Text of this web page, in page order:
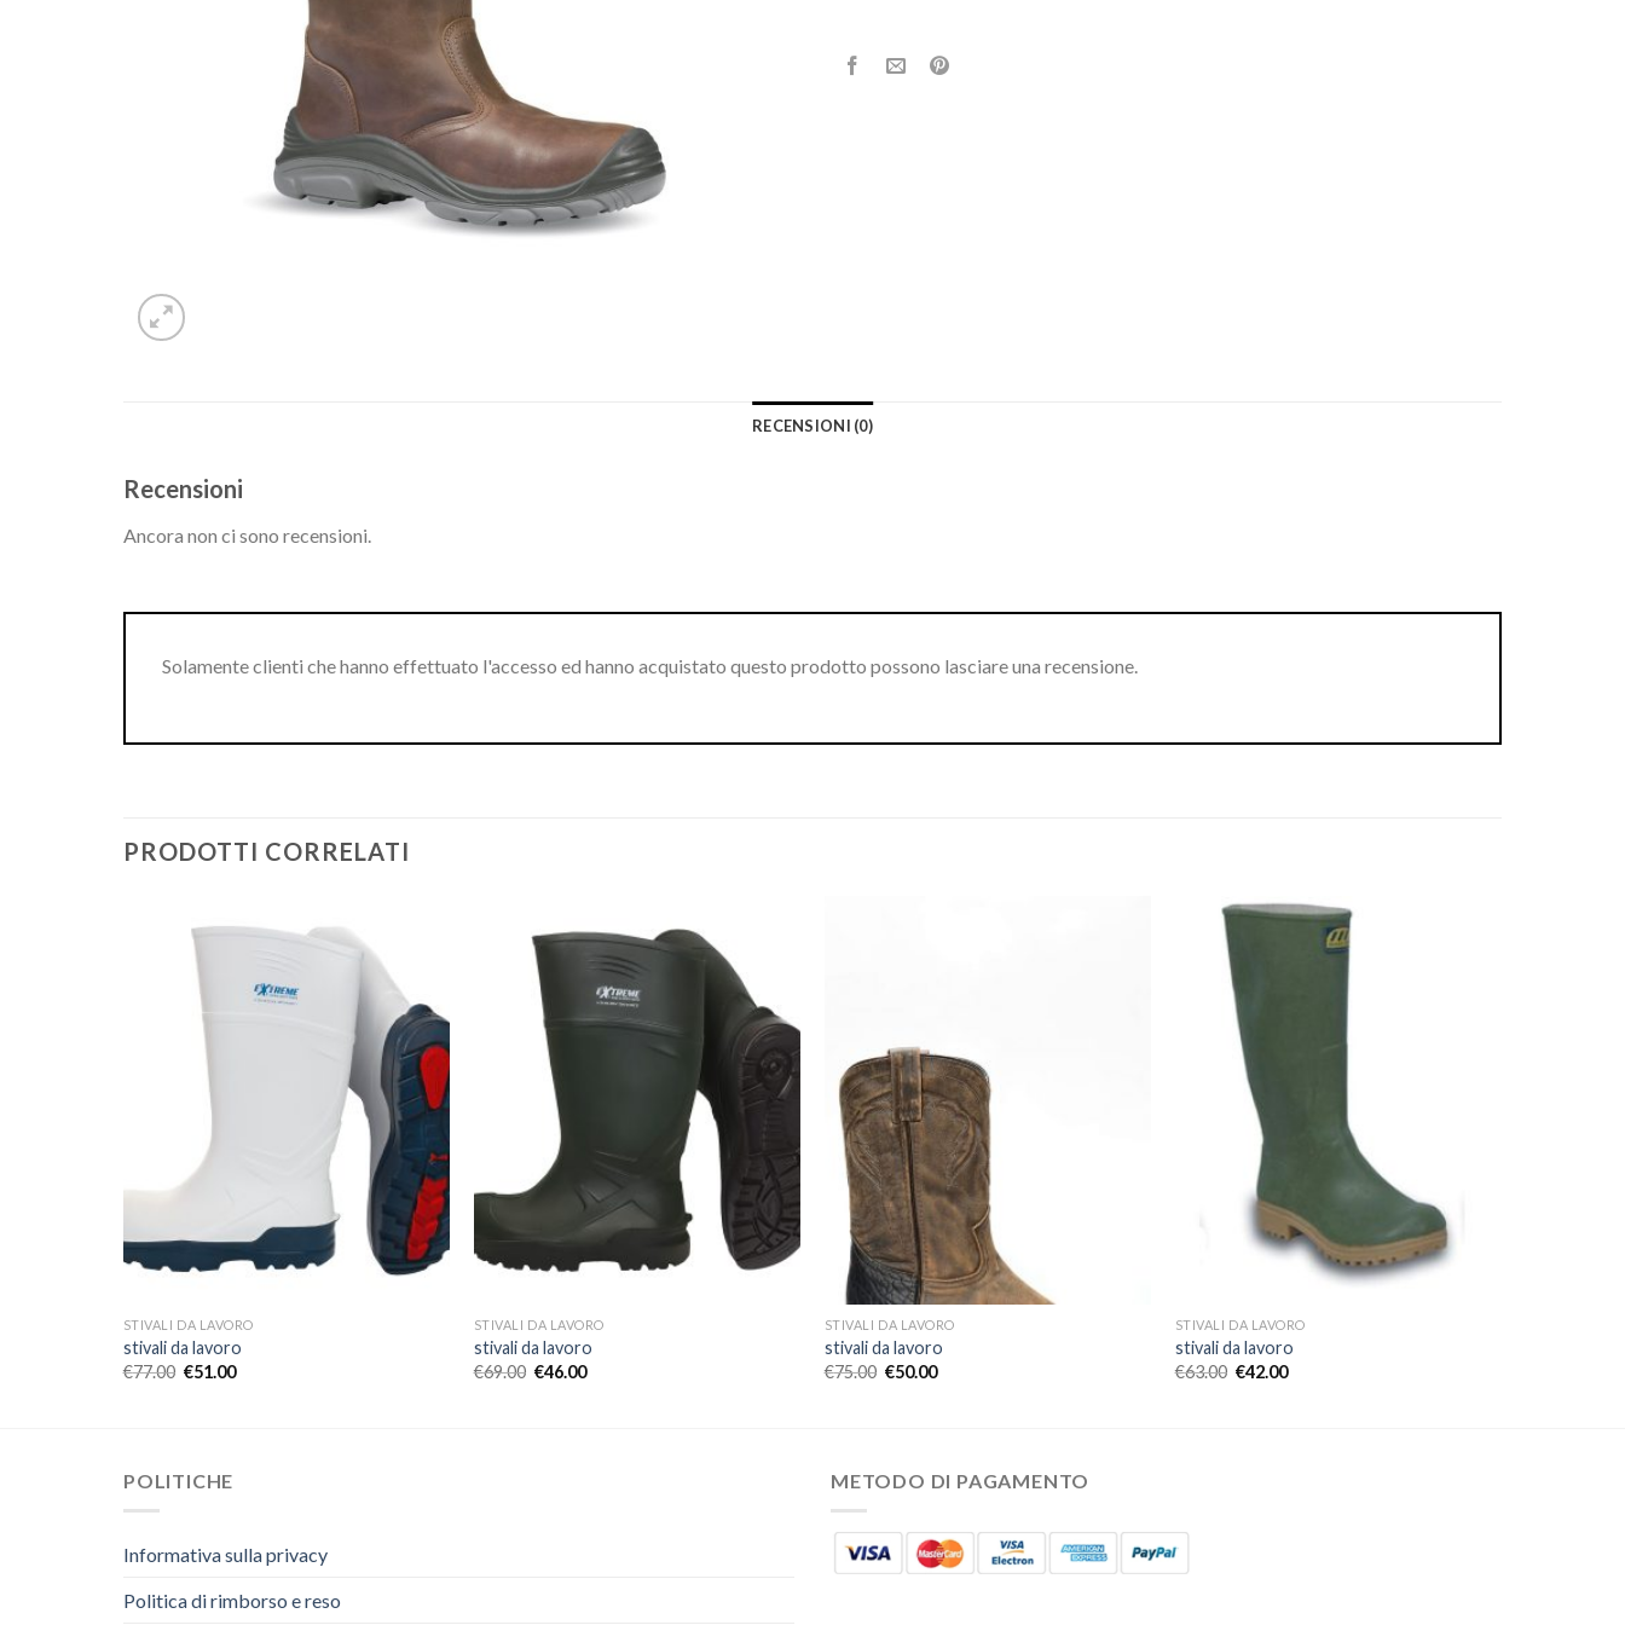
RECENSIONI (0)
Recensioni
Ancora non ci sono recensioni.
Solamente clienti che hanno effettuato l'accesso ed hanno acquistato questo prodotto possono lasciare una recensione.
PRODOTTI CORRELATI
STIVALI DA LAVORO
stivali da lavoro
€77.00 €51.00
STIVALI DA LAVORO
stivali da lavoro
€69.00 €46.00
STIVALI DA LAVORO
stivali da lavoro
€75.00 €50.00
STIVALI DA LAVORO
stivali da lavoro
€63.00 €42.00
POLITICHE
Informativa sulla privacy
Politica di rimborso e reso
METODO DI PAGAMENTO